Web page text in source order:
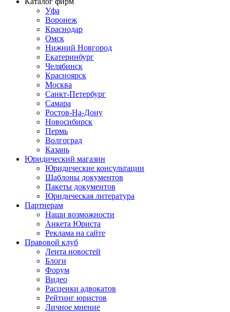
Уфа
Воронеж
Краснодар
Омск
Нижний Новгород
Екатеринбург
Челябинск
Красноярск
Москва
Санкт-Петербург
Самара
Ростов-На-Дону
Новосибирск
Пермь
Волгоград
Казань
Юридический магазин
Юридические консультации
Шаблоны документов
Пакеты документов
Юридическая литература
Партнерам
Наши возможности
Анкета Юриста
Реклама на сайте
Правовой клуб
Лента новостей
Блоги
Форум
Видео
Расценки адвокатов
Рейтинг юристов
Личное мнение